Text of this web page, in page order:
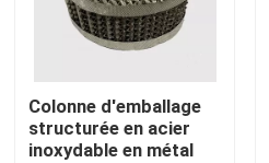
Demandez un devis
Filtre moléculaire PSA
Zéolite à tamis moléculaire
Colonne d'emballage
structurée en acier
inoxydable en métal